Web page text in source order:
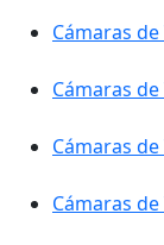
Cámaras
Cámaras
Cámaras
Cámaras